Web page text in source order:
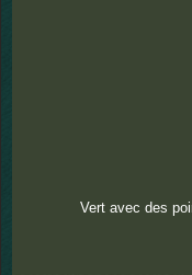
Vert avec des